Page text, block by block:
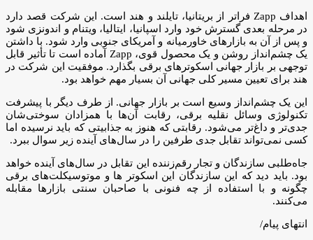
اهداف Zapp فراتر از بریتانیا، تایلند و هند است. این شرکت قصد دارد
در مرحله بعدی گسترش خود وارد اسپانیا، ایتالیا، ویتنام و اندونزی شود
و پس از آن به بازارهای خاورمیانه و آمریکای جنوبی وارد شود. با داشتن
یک چشم‌انداز روشن و یک محصول قوی، Zapp آماده است تا تأثیر قابل
توجهی بر بازار جهانی اسکوتر‌های برقی بگذارد. موفقیت این شرکت در
هند برای تعیین مسیر کلی جهانی آن بسیار مهم خواهد بود.
این یک چشم‌انداز وسیع است بر بازار جهانی. از طرف دیگر با پیشرفت
تکنولوژی وسائل نقلیه برقی، رقابت آن‌ها با همزادان سوختی‌شان
جدی‌تر و داغ‌تر می‌شود. رقابتی که هنوز به جذابیتی که باید نرسیده اما
کسی نمی‌تواند تقابل جدی طرفین را در سال‌های آینده زیر سوال ببرد.
جاه‌طلبی سازندگان و تجار رقم‌زننده این تقابل در سال‌های آینده خواهد
بود. باید دید که این سازندگان این اسکوتر ها و موتوسیکلت‌های برقی
چگونه و با استفاده از چه فنونی با صاحبان سنتی بازارها مقابله
می‌کنند.
انتهای پیام/